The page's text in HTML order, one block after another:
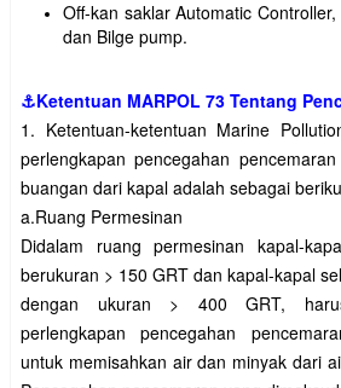
Off-kan saklar Automatic
dan Bilge pump.
⚓Ketentuan MARPOL 73 Tentang
1. Ketentuan-ketentuan Marine
perlengkapan pencegahan
buangan dari kapal adalah sebagai
a.Ruang Permesinan
Didalam ruang permesinan kapal-
berukuran > 150 GRT dan kapal-kapal
dengan ukuran > 400 GRT,
perlengkapan pencegahan
untuk memisahkan air dan minyak dari